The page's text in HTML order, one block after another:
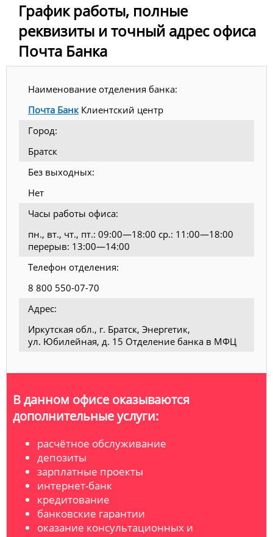
График работы, полные
реквизиты и точный адрес офиса
Почта Банка
Наименование отделения банка:
Почта БанкКлиентский центр
Город:
Братск
Без выходных:
Нет
Часы работы офиса:
пн., вт., чт., пт.: 09:00—18:00 ср.: 11:00—18:00
перерыв: 13:00—14:00
Телефон отделения:
8 800 550-07-70
Адрес:
Иркутская обл., г. Братск, Энергетик,
ул. Юбилейная, д. 15 Отделение банка в МФЦ
В данном офисе оказываются
дополнительные услуги:
расчётное обслуживание
депозиты
зарплатные проекты
интернет-банк
кредитование
банковские гарантии
оказание консультационных и